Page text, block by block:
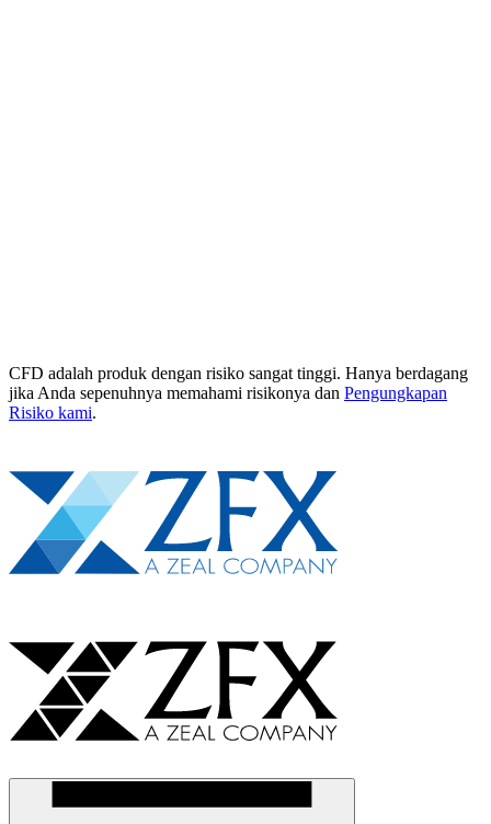
CFD adalah produk dengan risiko sangat tinggi. Hanya berdagang
jika Anda sepenuhnya memahami risikonya dan Pengungkapan
Risiko kami.